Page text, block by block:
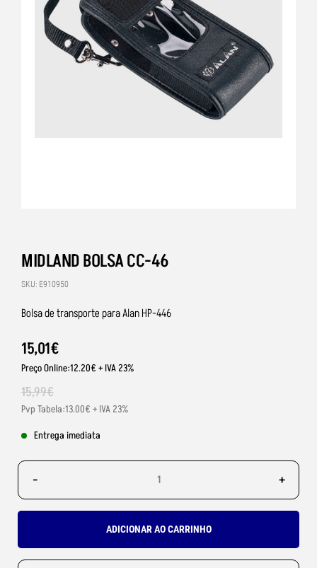
MIDLAND BOLSA CC-46
SKU: E910950
Bolsa de transporte para Alan HP-446
15,01€
Preço Online:12.20€ + IVA 23%
15,99€
Pvp Tabela:13.00€ + IVA 23%
Entrega imediata
- +
ADICIONAR AO CARRINHO